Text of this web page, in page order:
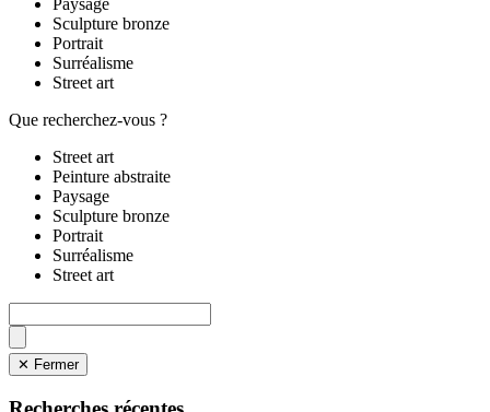
Paysage
Sculpture bronze
Portrait
Surréalisme
Street art
Que recherchez-vous ?
Street art
Peinture abstraite
Paysage
Sculpture bronze
Portrait
Surréalisme
Street art
✕ Fermer